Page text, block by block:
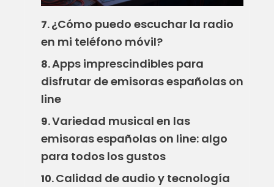
7.¿Cómo puedo escuchar la radio
en mi teléfono móvil?
8.Apps imprescindibles para
disfrutar de emisoras españolas on
line
9.Variedad musical en las
emisoras españolas on line: algo
para todos los gustos
10.Calidad de audio y tecnología